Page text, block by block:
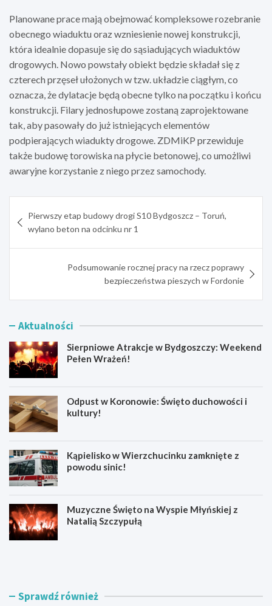
Planowane prace mają obejmować kompleksowe rozebranie
obecnego wiaduktu oraz wzniesienie nowej konstrukcji,
która idealnie dopasuje się do sąsiadujących wiaduktów
drogowych. Nowo powstały obiekt będzie składał się z
czterech przęseł ułożonych w tzw. układzie ciągłym, co
oznacza, że dylatacje będą obecne tylko na początku i końcu
konstrukcji. Filary jednosłupowe zostaną zaprojektowane
tak, aby pasowały do już istniejących elementów
podpierających wiadukty drogowe. ZDMiKP przewiduje
także budowę torowiska na płycie betonowej, co umożliwi
awaryjne korzystanie z niego przez samochody.
wpisu
Pierwszy etap budowy drogi S10 Bydgoszcz – Toruń,
wylano beton na odcinku nr 1
Podsumowanie rocznej pracy na rzecz poprawy
bezpieczeństwa pieszych w Fordonie
Aktualności
Sierpniowe Atrakcje w Bydgoszczy: Weekend
Pełen Wrażeń!
Odpust w Koronowie: Święto duchowości i
kultury!
Kąpielisko w Wierzchucinku zamknięte z
powodu sinic!
Muzyczne Święto na Wyspie Młyńskiej z
Natalią Szczypułą
S
n
O
t Sprawdź również